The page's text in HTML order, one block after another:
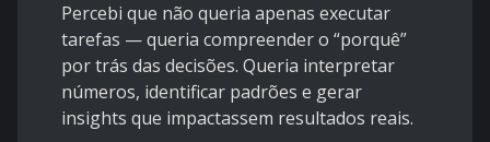
Percebi que não queria apenas executar
tarefas — queria compreender o “porquê”
por trás das decisões. Queria interpretar
números, identificar padrões e gerar
insights que impactassem resultados reais.